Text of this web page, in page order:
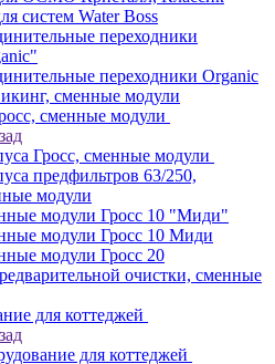
систем Water Boss
переходники
переходники Organic
сменные модули
сменные модули
Гросс, сменные модули
предфильтров 63/250,
модули
модули Гросс 10 "Миди"
модули Гросс 10 Миди
модули Гросс 20
очистки, сменные
для коттеджей
для коттеджей